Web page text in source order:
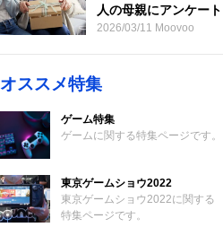
人の母親にアンケート
2026/03/11 Moovoo
オススメ特集
ゲーム特集
ゲームに関する特集ページです。
東京ゲームショウ2022
東京ゲームショウ2022に関する
特集ページです。